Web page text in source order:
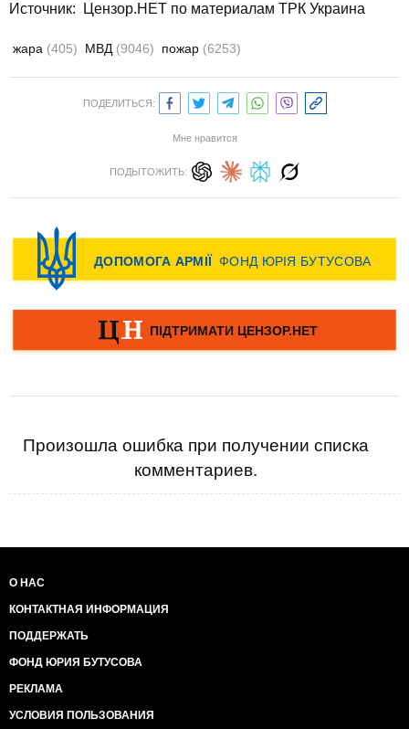
Источник: Цензор.НЕТ по материалам ТРК Украина
жара (405) МВД (9046) пожар (6253)
ПОДЕЛИТЬСЯ:
Мне нравится
ПОДЫТОЖИТЬ:
Произошла ошибка при получении списка
комментариев.
О НАС
КОНТАКТНАЯ ИНФОРМАЦИЯ
ПОДДЕРЖАТЬ
ФОНД ЮРИЯ БУТУСОВА
РЕКЛАМА
УСЛОВИЯ ПОЛЬЗОВАНИЯ